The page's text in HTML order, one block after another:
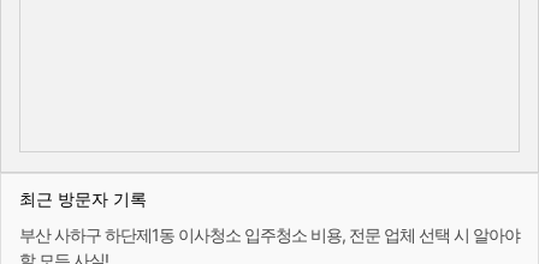
최근 방문자 기록
부산 사하구 하단제1동 이사청소 입주청소 비용, 전문 업체 선택 시 알아야
할 모든 사실!